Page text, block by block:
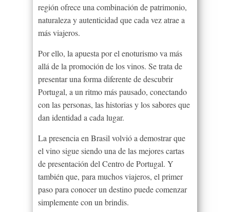
región ofrece una combinación de patrimonio,
naturaleza y autenticidad que cada vez atrae a
más viajeros.
Por ello, la apuesta por el enoturismo va más
allá de la promoción de los vinos. Se trata de
presentar una forma diferente de descubrir
Portugal, a un ritmo más pausado, conectando
con las personas, las historias y los sabores que
dan identidad a cada lugar.
La presencia en Brasil volvió a demostrar que
el vino sigue siendo una de las mejores cartas
de presentación del Centro de Portugal. Y
también que, para muchos viajeros, el primer
paso para conocer un destino puede comenzar
simplemente con un brindis.